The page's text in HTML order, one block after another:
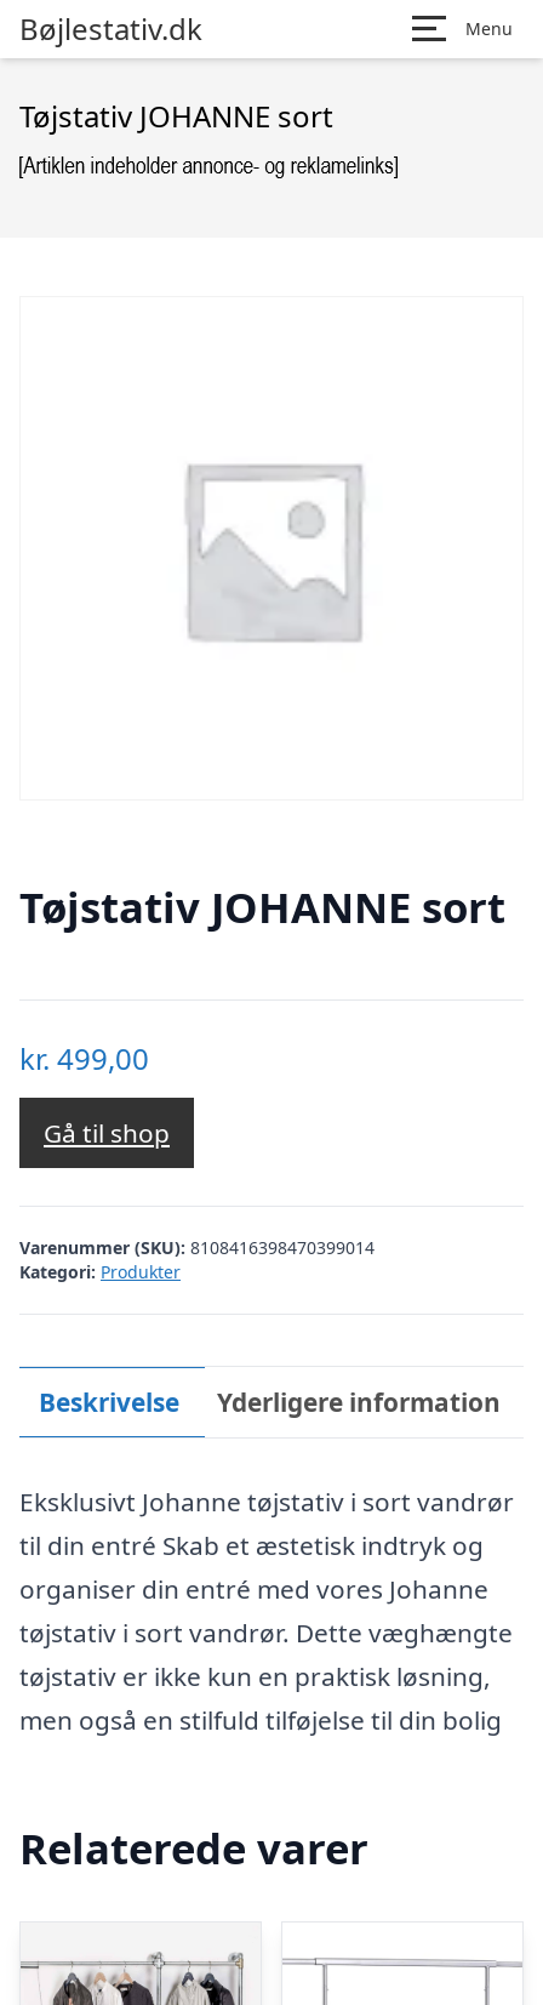
Bøjlestativ.dk Menu
Tøjstativ JOHANNE sort
Tøjstativ JOHANNE sort
kr. 499,00
Gå til shop
Varenummer (SKU): 8108416398470399014
Kategori: Produkter
Beskrivelse Yderligere information
Eksklusivt Johanne tøjstativ i sort vandrør
til din entré Skab et æstetisk indtryk og
organiser din entré med vores Johanne
tøjstativ i sort vandrør. Dette væghængte
tøjstativ er ikke kun en praktisk løsning,
men også en stilfuld tilføjelse til din bolig
Relaterede varer